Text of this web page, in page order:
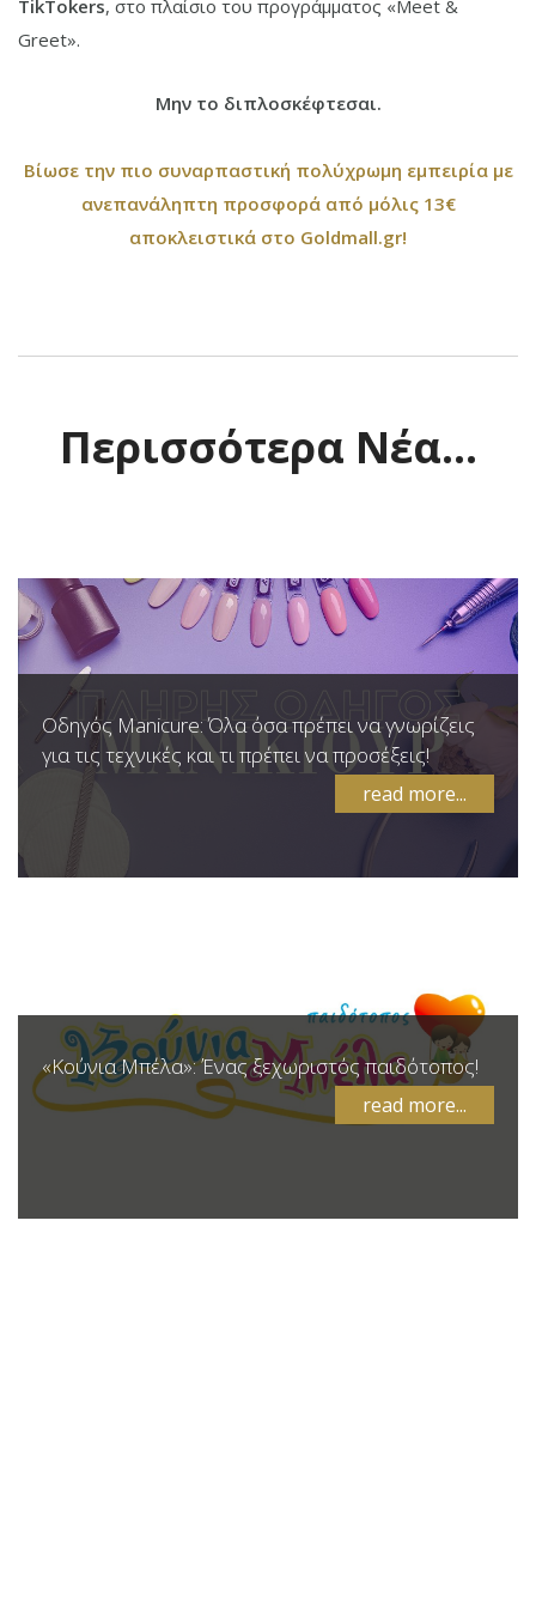
TikTokers, στο πλαίσιο του προγράμματος «Μeet &
Greet».
Μην το διπλοσκέφτεσαι.
Βίωσε την πιο συναρπαστική πολύχρωμη εμπειρία με
ανεπανάληπτη προσφορά από μόλις 13€
αποκλειστικά στο Goldmall.gr!
Περισσότερα Νέα...
Οδηγός Manicure: Όλα όσα πρέπει να γνωρίζεις
για τις τεχνικές και τι πρέπει να προσέξεις!
read more...
«Κούνια Μπέλα»: Ένας ξεχωριστός παιδότοπος!
read more...